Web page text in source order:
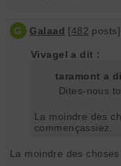
G Galaad [482
Vivagel a dit :
taramont a
Dites-nous
La moindre des
commençassiez.
La moindre des